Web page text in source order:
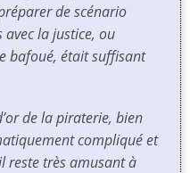
de scénario
avec la justice, ou
bafoué, était suffisant
de la piraterie, bien
compliqué et
reste très amusant à